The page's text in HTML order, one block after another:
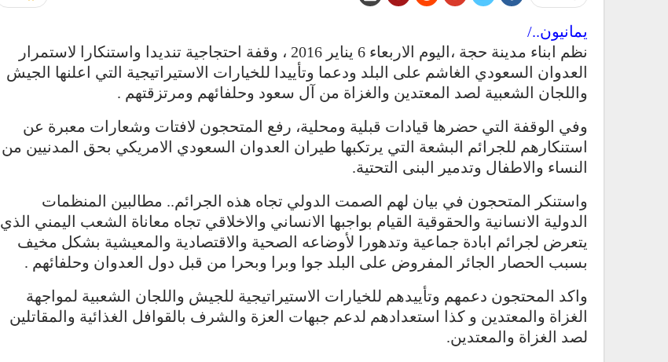
يمانيون../
نظم ابناء مدينة حجة ،اليوم الاربعاء 6 يناير 2016 ، وقفة احتجاجية تنديدا واستنكارا لاستمرار
العدوان السعودي الغاشم على البلد ودعما وتأييدا للخيارات الاستيراتيجية التي اعلنها الجيش
واللجان الشعبية لصد المعتدين والغزاة من آل سعود وحلفائهم ومرتزقتهم .
وفي الوقفة التي حضرها قيادات قبلية ومحلية، رفع المتحجون لافتات وشعارات معبرة عن
استنكارهم للجرائم البشعة التي يرتكبها طيران العدوان السعودي الامريكي بحق المدنيين من
النساء والاطفال وتدمير البنى التحتية.
واستنكر المتحجون في بيان لهم الصمت الدولي تجاه هذه الجرائم.. مطالبين المنظمات
الدولية الانسانية والحقوقية القيام بواجبها الانساني والاخلاقي تجاه معاناة الشعب اليمني الذي
يتعرض لجرائم ابادة جماعية وتدهورا لأوضاعه الصحية واﻻقتصادية والمعيشية بشكل مخيف
بسبب الحصار الجائر المفروض على البلد جوا وبرا وبحرا من قبل دول العدوان وحلفائهم .
واكد المحتجون دعمهم وتأييدهم للخيارات الاستيراتيجية للجيش واللجان الشعبية لمواجهة
الغزاة والمعتدين و كذا استعدادهم لدعم جبهات العزة والشرف بالقوافل الغذائية والمقاتلين
لصد الغزاة والمعتدين.